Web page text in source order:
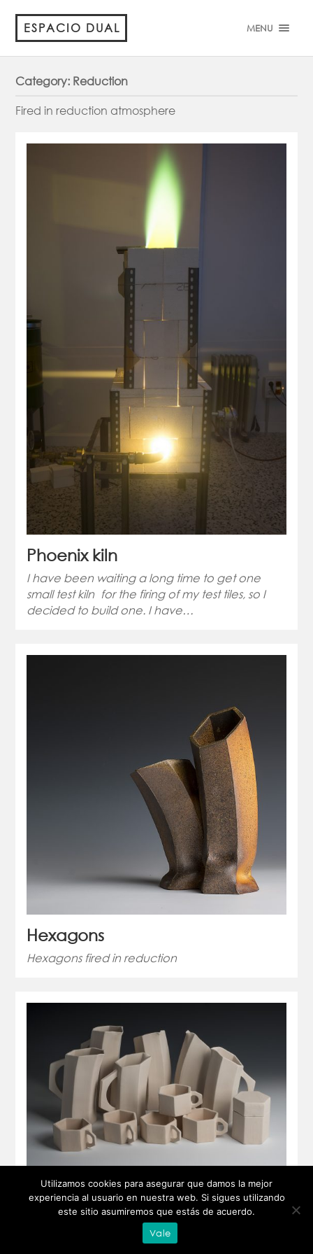
ESPACIO DUAL MENU
Category: Reduction
Fired in reduction atmosphere
Phoenix kiln
I have been waiting a long time to get one
small test kiln for the firing of my test tiles, so I
decided to build one. I have…
Hexagons
Hexagons fired in reduction
Vinalesa
Pieces done for the reduction firing at Vinalesa
Utilizamos cookies para asegurar que damos la mejor
experiencia al usuario en nuestra web. Si sigues utilizando
este sitio asumiremos que estás de acuerdo.
Vale